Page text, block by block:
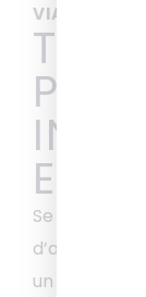
VIAGGIA IN
PER
IN
Se stai
d’arte
un servizio